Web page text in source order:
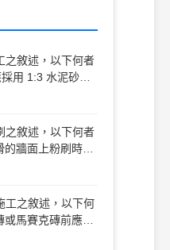
用 1:3 水泥砂漿
中以 紅鋼磚
分，應事先酌加水
之敘述，以下何者
牆面上粉刷時，
泥漿以避免脫層
數愈大則篩孔愈
可用於石材、
工之敘述，以下何
馬賽克磚前應先
漿的接合 (B)牆面